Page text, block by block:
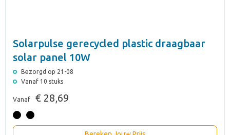
Solarpulse gerecycled plastic draagbaar
solar panel 10W
Bezorgd op 21-08
Vanaf 10 stuks
Vanaf € 28,69